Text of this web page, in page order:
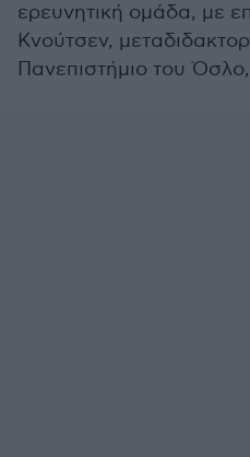
ερευνητική ομάδα, με
Κνούτσεν,
Πανεπιστήμιο του